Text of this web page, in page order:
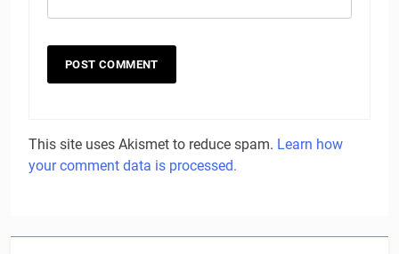
This site uses Akismet to reduce spam. Learn how
your comment data is processed.